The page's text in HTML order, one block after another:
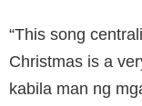
“This song
Christmas is a
kabila man ng